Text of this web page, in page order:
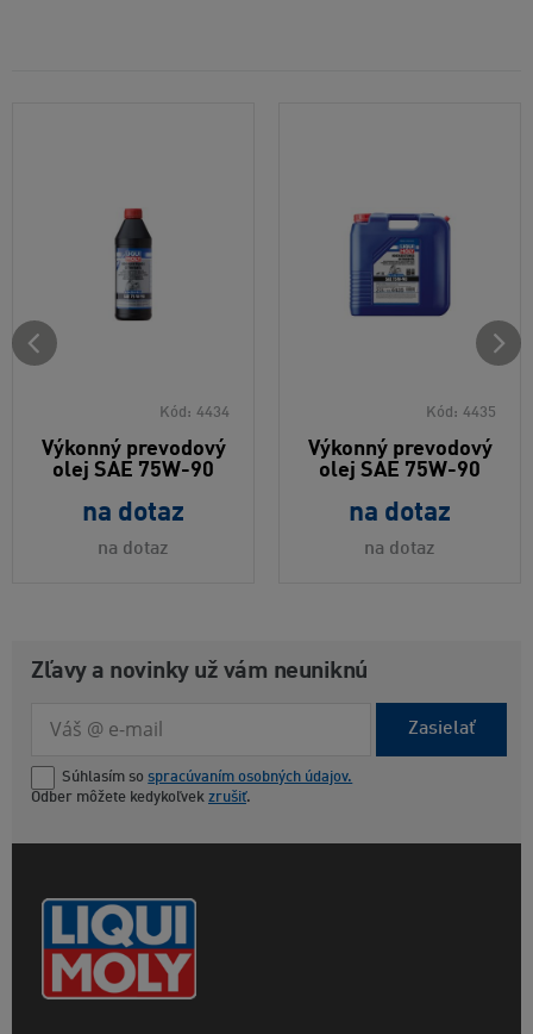
Kód: 4434
Výkonný prevodový
olej SAE 75W-90
na dotaz
na dotaz
Kód: 4435
Výkonný prevodový
olej SAE 75W-90
na dotaz
na dotaz
Zľavy a novinky už vám neuniknú
Zasielať
Súhlasím so spracúvaním osobných údajov.
Odber môžete kedykoľvek zrušiť.